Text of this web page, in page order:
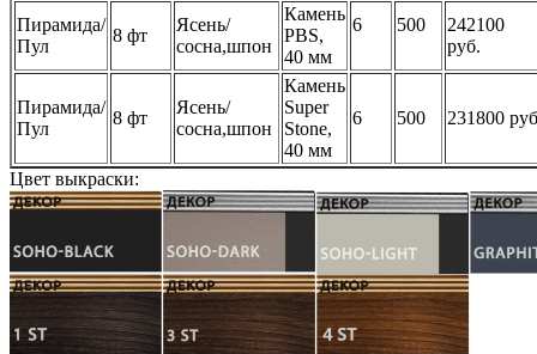
Пирамида/
Пул
8 фт
Ясень/
сосна,шпон
Камень
PBS,
40 мм
6 500
242100
руб.
Пирамида/
Пул
8 фт
Ясень/
сосна,шпон
Камень
Super
Stone,
40 мм
6 500 231800
Цвет выкраски: